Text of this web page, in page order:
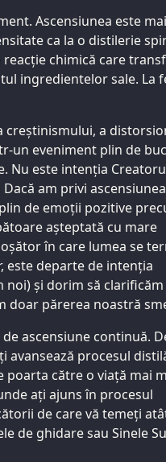
Ascensiunea este mai
ca la o distilerie
chimică care
ingredientelor sale. La
creștinismului, a
un eveniment plin de
Nu este intenția
am privi
de emoții pozitive
așteptată cu mare
în care lumea se
este departe de intenția
și dorim să clarificăm
doar părerea noastră
ascensiune continuă.
avansează procesul
către o viață mai
ați ajuns în procesul
de care vă temeți
de ghidare sau Sinele